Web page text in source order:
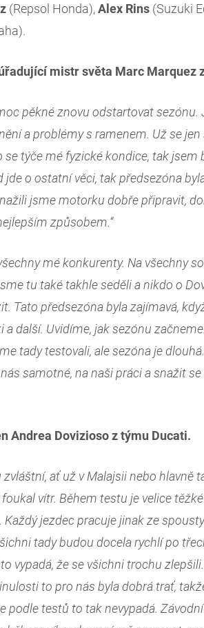
(Repsol Honda),Alex Rins (Suzuki
mistr světa Marc Marquez
pěkné znovu odstartovat
a problémy s ramenem. Už se
se týče mé fyzické kondice, tak jsem
o ostatní věci, tak předsezóna
jsme motorku dobře připravit,
způsobem.“
mé konkurenty. Na všechny
tu také takhle seděli a nikdo o
Tato předsezóna byla zajímavá,
a další. Uvidíme, jak sezónu
tady testovali, ale sezóna je
samotné, na naši práci a snažit
Andrea Dovizioso z týmu Ducati.
ať už v Malajsii nebo hlavně
vítr. Během testu je velice
jezdec pracuje jinak ze
tady budou docela rychlí po
vypadá, že se všichni trochu
to pro nás byla dobrá trať,
podle testů to tak nevypadá.